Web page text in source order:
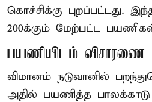
கொச்சிக்கு புறப்பட்டது.
200க்கும் மேற்பட்ட
பயணியிடம் விசாரணை
விமானம் நடுவானில்
அதில் பயணித்த